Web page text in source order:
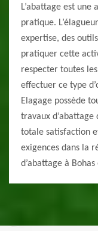
L’abattage est
pratique.
expertise, des
pratiquer cette
respecter toutes
effectuer ce type
Elagage possède
travaux d’abattage
totale satisfaction
exigences dans la
d’abattage à